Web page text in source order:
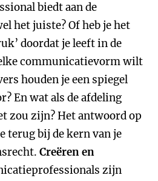
biedt aan de
het juiste? Of heb je het
doordat je leeft in de
communicatievorm wilt
houden je een spiegel
En wat als de afdeling
zou zijn? Het antwoord op
terug bij de kern van je
Creëren en
zijn